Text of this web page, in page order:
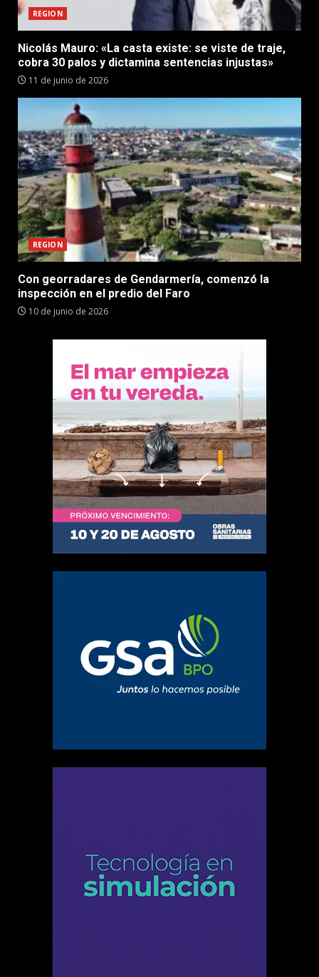
REGION
Nicolás Mauro: «La casta existe: se viste de traje,
cobra 30 palos y dictamina sentencias injustas»
11 de junio de 2026
REGION
Con georradares de Gendarmería, comenzó la
inspección en el predio del Faro
10 de junio de 2026